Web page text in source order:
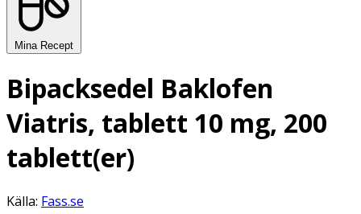
Mina Recept
Bipacksedel Baklofen
Viatris, tablett 10 mg, 200
tablett(er)
Källa: Fass.se